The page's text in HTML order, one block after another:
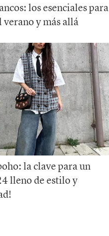
los esenciales para
y más allá
la clave para un
lleno de estilo y